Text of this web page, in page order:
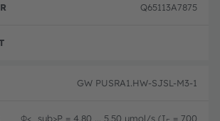
Q65113A7875
GW PUSRA1.HW-SJSL-M3-1
Φ<_sub>P = 4.80 ... 5.50 μmol/s (I = 700